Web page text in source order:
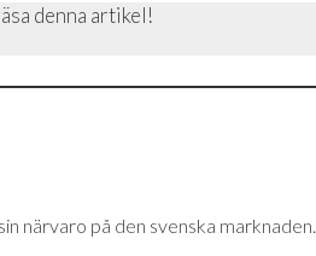
denna artikel!
närvaro på den svenska marknaden.